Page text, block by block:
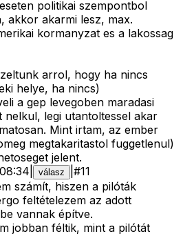
politikai szempontbol
akkor akarmi lesz, max.
kormanyzat es a lakossag
arrol, hogy ha nincs
helye, ha nincs)
a gep levegoben maradasi
nelkul, legi utantoltessel akar
Mint irtam, az ember
megtakaritastol fuggetlenul)
jelent.
08:34 válasz #11
számít, hiszen a pilóták
feltételezem az adott
vannak építve.
jobban féltik, mint a pilótát